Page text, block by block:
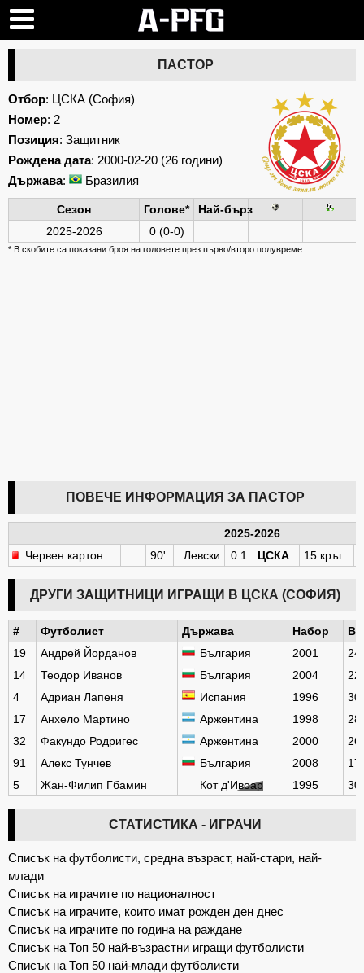
ПАСТОР
Отбор: ЦСКА (София)
Номер: 2
Позиция: Защитник
Рождена дата: 2000-02-20 (26 години)
Държава: Бразилия
Сезон Голове*
Най-бърз
2025-2026
0 (0-0)
* В скобите са показани броя на головете през първо/второ полувреме
ПОВЕЧЕ ИНФОРМАЦИЯ ЗА ПАСТОР
2025-2026
Червен картон
90' Левски 0:1 ЦСКА 15 кръг
ДРУГИ ЗАЩИТНИЦИ ИГРАЩИ В ЦСКА (СОФИЯ)
# Футболист Държава Набор
19
Андрей Йорданов България 2001
24
14
Теодор Иванов България 2004
22
4
Адриан Лапеня Испания 1996
30
17
Анхело Мартино Аржентина 1998
28
32
Факундо Родригес Аржентина 2000
26
91
Алекс Тунчев България 2008
17
5
Жан-Филип Гбамин Кот д'Ивоар 1995 30
СТАТИСТИКА - ИГРАЧИ
Списък на футболисти, средна възраст, най-стари, най-
млади
Списък на играчите по националност
Списък на играчите, които имат рожден ден днес
Списък на играчите по година на раждане
Списък на Топ 50 най-възрастни игращи футболисти
Списък на Топ 50 най-млади футболисти